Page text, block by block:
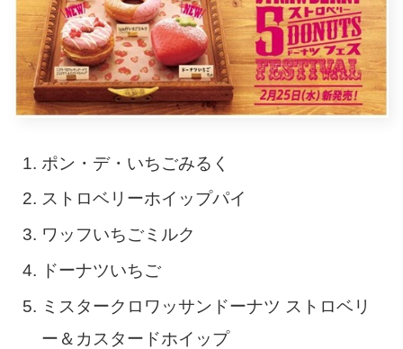
ポン・デ・いちごみるく
ストロベリーホイップパイ
ワッフいちごミルク
ドーナツいちご
ミスタークロワッサンドーナツ ストロベリ
ー＆カスタードホイップ